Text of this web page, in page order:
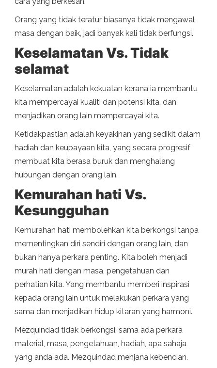
Orang yang tidak teratur biasanya tidak mengawal
masa dengan baik, jadi banyak kali tidak berfungsi.
Keselamatan Vs. Tidak
selamat
Keselamatan adalah kekuatan kerana ia membantu
kita mempercayai kualiti dan potensi kita, dan
menjadikan orang lain mempercayai kita.
Ketidakpastian adalah keyakinan yang sedikit dalam
hadiah dan keupayaan kita, yang secara progresif
membuat kita berasa buruk dan menghalang
hubungan dengan orang lain.
Kemurahan hati Vs.
Kesungguhan
Kemurahan hati membolehkan kita berkongsi tanpa
mementingkan diri sendiri dengan orang lain, dan
bukan hanya perkara penting. Kita boleh menjadi
murah hati dengan masa, pengetahuan dan
perhatian kita. Yang membantu memberi inspirasi
kepada orang lain untuk melakukan perkara yang
sama dan menjadikan hidup kitaran yang harmoni.
Mezquindad tidak berkongsi, sama ada perkara
material, masa, pengetahuan, hadiah, apa sahaja
yang anda ada. Mezquindad menjana kebencian.